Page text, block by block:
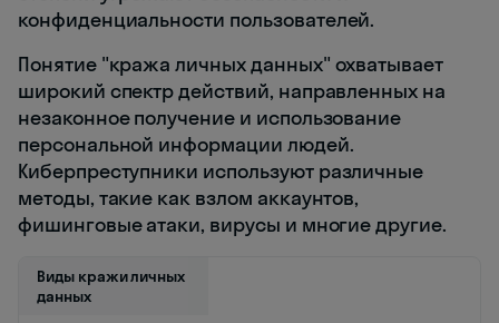
конфиденциальности пользователей.
Понятие "кража личных данных" охватывает
широкий спектр действий, направленных на
незаконное получение и использование
персональной информации людей.
Киберпреступники используют различные
методы, такие как взлом аккаунтов,
фишинговые атаки, вирусы и многие другие.
Виды кражи личных
данных